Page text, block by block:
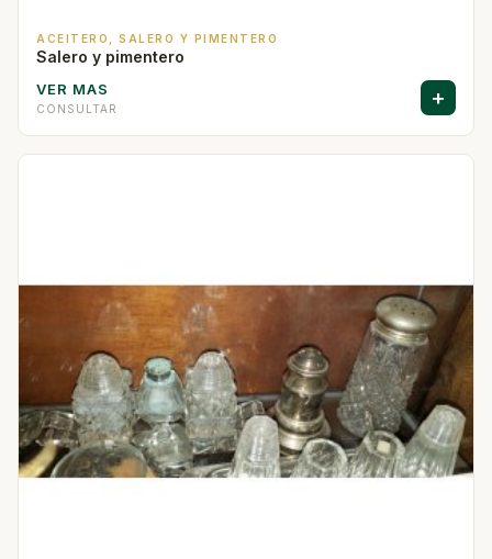
ACEITERO, SALERO Y PIMENTERO
Salero y pimentero
VER MAS
CONSULTAR +